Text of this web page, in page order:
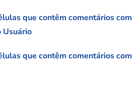
que contêm comentários com
Usuário
que contêm comentários com